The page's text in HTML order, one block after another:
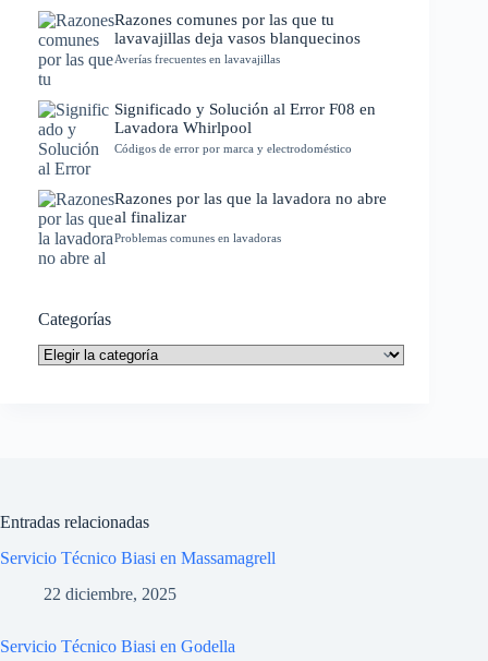
Razones comunes por las que tu
lavavajillas deja vasos blanquecinos
Averías frecuentes en lavavajillas
Significado y Solución al Error F08 en
Lavadora Whirlpool
Códigos de error por marca y electrodoméstico
Razones por las que la lavadora no abre
al finalizar
Problemas comunes en lavadoras
Categorías
Categorías
Entradas relacionadas
Servicio Técnico Biasi en Massamagrell
22 diciembre, 2025
Servicio Técnico Biasi en Godella